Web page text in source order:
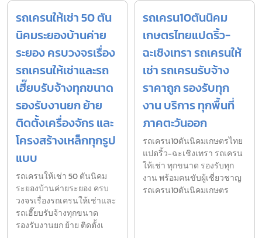
รถเครนให้เช่า 50 ตัน
นิคมระยองบ้านค่าย
ระยอง ครบวงจรเรื่อง
รถเครนให้เช่าและรถ
เฮี๊ยบรับจ้างทุกขนาด
รองรับงานยก ย้าย
ติดตั้งเครื่องจักร และ
โครงสร้างเหล็กทุกรูป
แบบ
รถเครนให้เช่า 50 ตันนิคม
ระยองบ้านค่ายระยอง ครบ
วงจรเรื่องรถเครนให้เช่าและ
รถเฮี๊ยบรับจ้างทุกขนาด
รองรับงานยก ย้าย ติดตั้งเ
รถเครน10ตันนิคม
เกษตรไทยแปดริ้ว-
ฉะเชิงเทรา รถเครนให้
เช่า รถเครนรับจ้าง
ราคาถูก รองรับทุก
งาน บริการ ทุกพื้นที่
ภาคตะวันออก
รถเครน10ตันนิคมเกษตรไทย
แปดริ้ว-ฉะเชิงเทรา รถเครน
ให้เช่า ทุกขนาด รองรับทุก
งาน พร้อมคนขับผู้เชี่ยวชาญ
รถเครน10ตันนิคมเกษตร